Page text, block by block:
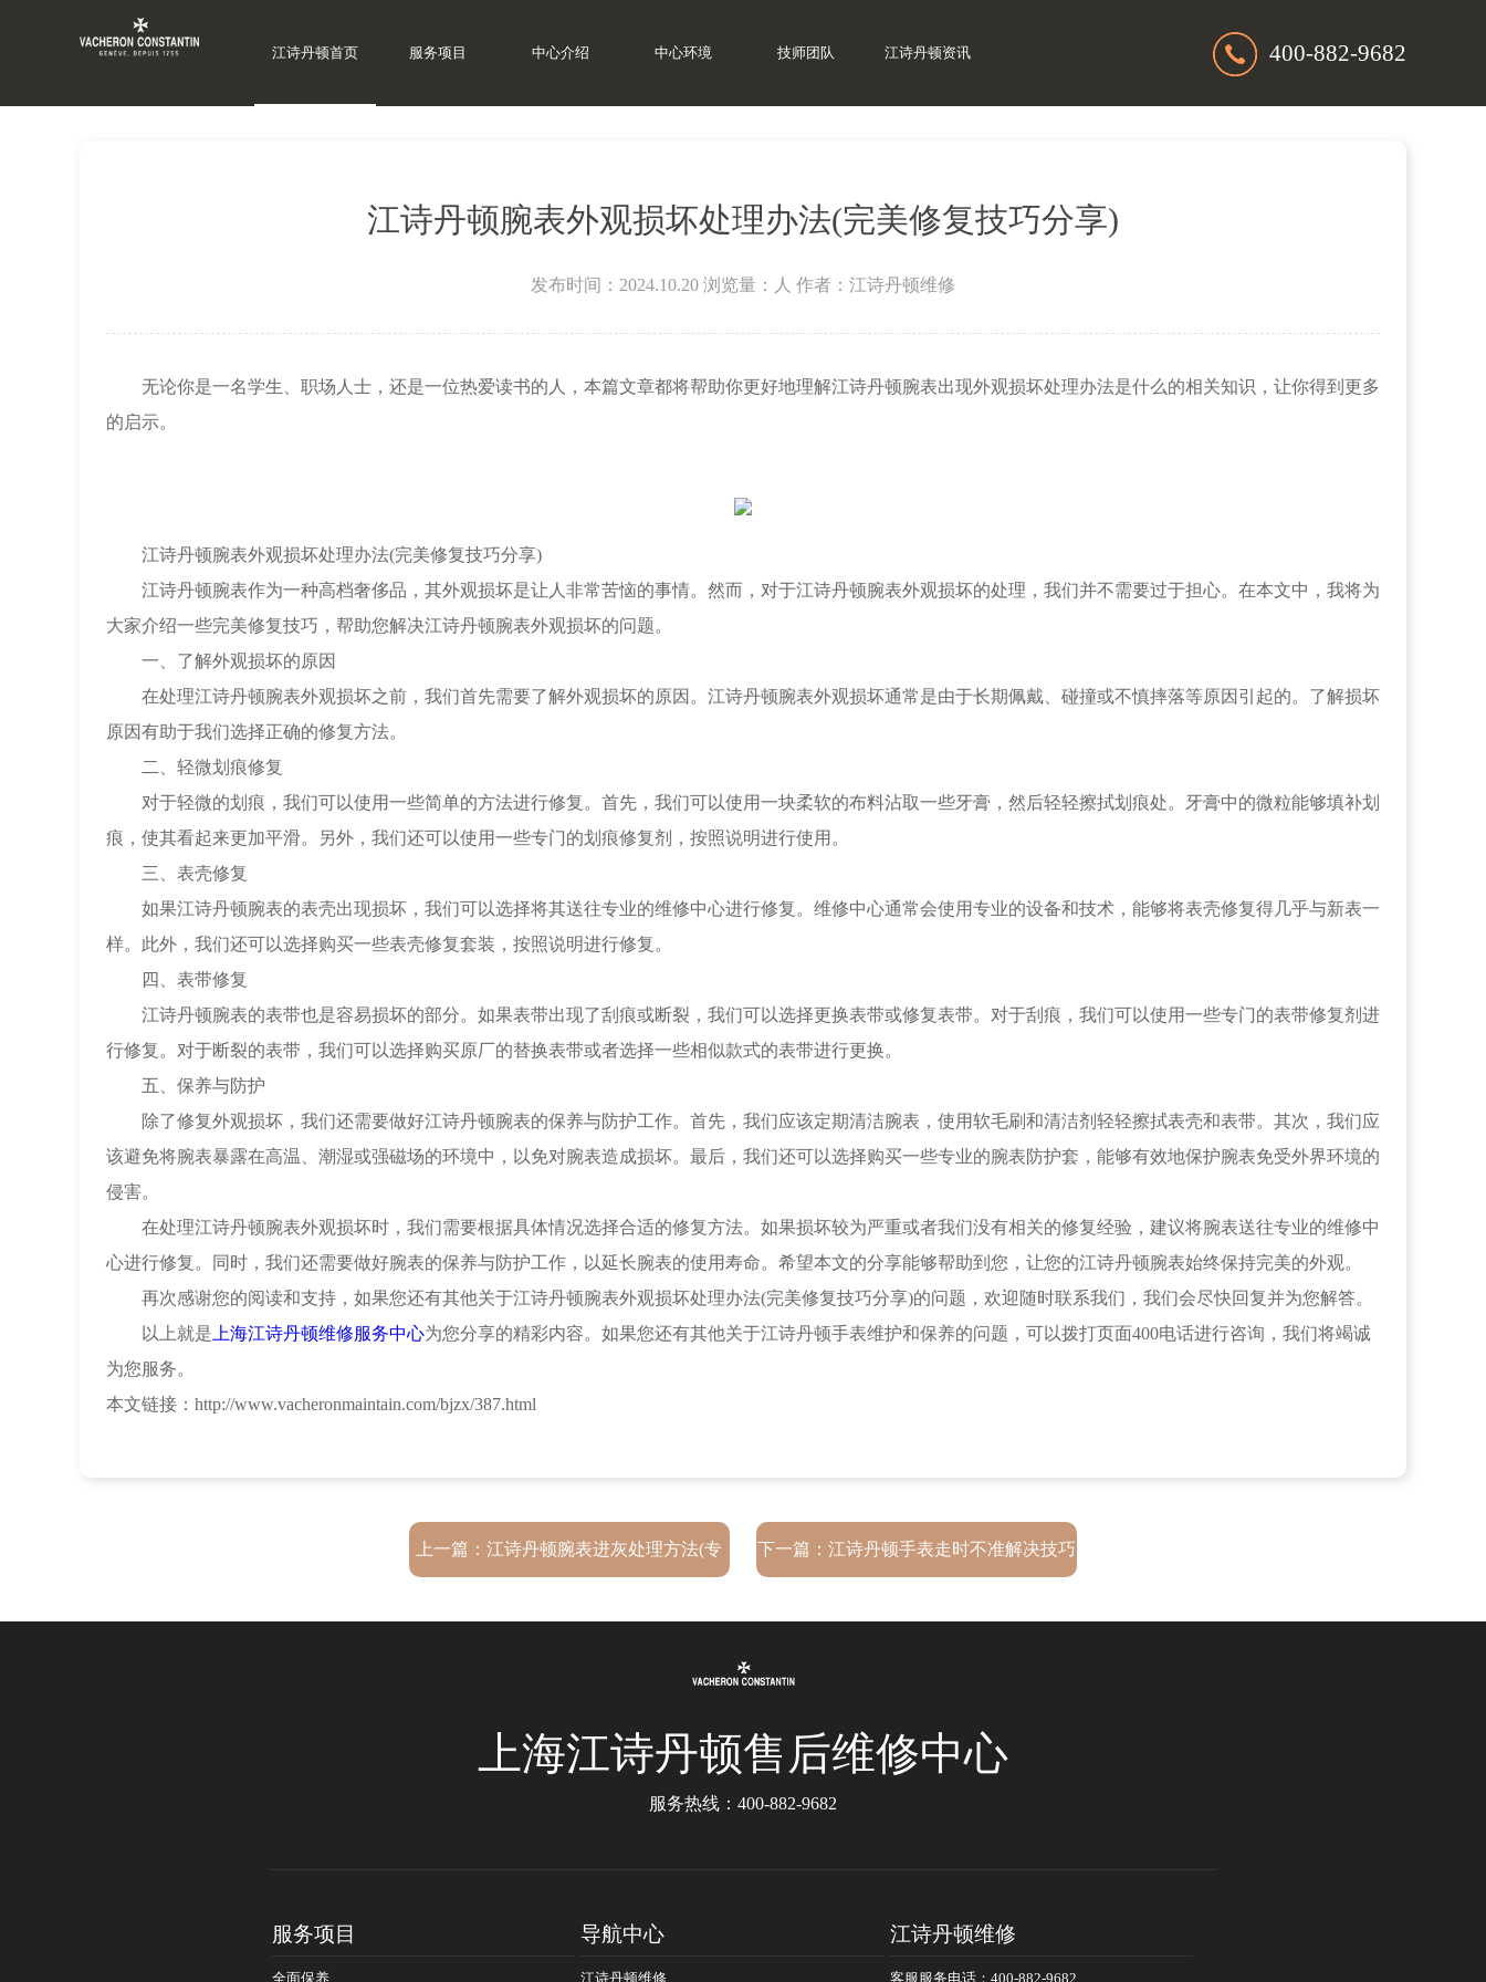
江诗丹顿首页 服务项目 中心介绍 中心环境 技师团队 江诗丹顿资讯 400-882-9682
江诗丹顿腕表外观损坏处理办法(完美修复技巧分享)
发布时间：2024.10.20 浏览量： 人 作者：江诗丹顿维修
无论你是一名学生、职场人士，还是一位热爱读书的人，本篇文章都将帮助你更好地理解江诗丹顿腕表出现外观损坏处理办法是什么的相关知识，让你得到更多
的启示。
江诗丹顿腕表外观损坏处理办法(完美修复技巧分享)
江诗丹顿腕表作为一种高档奢侈品，其外观损坏是让人非常苦恼的事情。然而，对于江诗丹顿腕表外观损坏的处理，我们并不需要过于担心。在本文中，我将为
大家介绍一些完美修复技巧，帮助您解决江诗丹顿腕表外观损坏的问题。
一、了解外观损坏的原因
在处理江诗丹顿腕表外观损坏之前，我们首先需要了解外观损坏的原因。江诗丹顿腕表外观损坏通常是由于长期佩戴、碰撞或不慎摔落等原因引起的。了解损坏
原因有助于我们选择正确的修复方法。
二、轻微划痕修复
对于轻微的划痕，我们可以使用一些简单的方法进行修复。首先，我们可以使用一块柔软的布料沾取一些牙膏，然后轻轻擦拭划痕处。牙膏中的微粒能够填补划
痕，使其看起来更加平滑。另外，我们还可以使用一些专门的划痕修复剂，按照说明进行使用。
三、表壳修复
如果江诗丹顿腕表的表壳出现损坏，我们可以选择将其送往专业的维修中心进行修复。维修中心通常会使用专业的设备和技术，能够将表壳修复得几乎与新表一
样。此外，我们还可以选择购买一些表壳修复套装，按照说明进行修复。
四、表带修复
江诗丹顿腕表的表带也是容易损坏的部分。如果表带出现了刮痕或断裂，我们可以选择更换表带或修复表带。对于刮痕，我们可以使用一些专门的表带修复剂进
行修复。对于断裂的表带，我们可以选择购买原厂的替换表带或者选择一些相似款式的表带进行更换。
五、保养与防护
除了修复外观损坏，我们还需要做好江诗丹顿腕表的保养与防护工作。首先，我们应该定期清洁腕表，使用软毛刷和清洁剂轻轻擦拭表壳和表带。其次，我们应
该避免将腕表暴露在高温、潮湿或强磁场的环境中，以免对腕表造成损坏。最后，我们还可以选择购买一些专业的腕表防护套，能够有效地保护腕表免受外界环境的
侵害。
在处理江诗丹顿腕表外观损坏时，我们需要根据具体情况选择合适的修复方法。如果损坏较为严重或者我们没有相关的修复经验，建议将腕表送往专业的维修中
心进行修复。同时，我们还需要做好腕表的保养与防护工作，以延长腕表的使用寿命。希望本文的分享能够帮助到您，让您的江诗丹顿腕表始终保持完美的外观。
再次感谢您的阅读和支持，如果您还有其他关于江诗丹顿腕表外观损坏处理办法(完美修复技巧分享)的问题，欢迎随时联系我们，我们会尽快回复并为您解答。
以上就是 上海江诗丹顿维修服务中心为您分享的精彩内容。如果您还有其他关于江诗丹顿手表维护和保养的问题，可以拨打页面400电话进行咨询，我们将竭诚
为您服务。
本文链接：http://www.vacheronmaintain.com/bjzx/387.html
上一篇：江诗丹顿腕表进灰处理方法(专 下一篇：江诗丹顿手表走时不准解决技巧
上海江诗丹顿售后维修中心
服务热线： 400-882-9682
服务项目
全面保养
导航中心
江诗丹顿维修
江诗丹顿维修
客服服务电话：400-882-9682